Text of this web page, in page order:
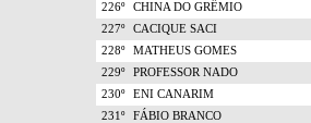
226º
CHINA DO GRÊMIO
227º
CACIQUE SACI
228º
MATHEUS GOMES
229º
PROFESSOR NADO
230º
ENI CANARIM
231º
FÁBIO BRANCO